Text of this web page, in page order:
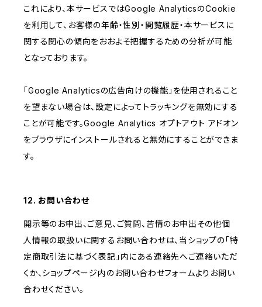
これにより、本サービスではGoogle AnalyticsのCookie
を利用して、お客様の年齢・性別・閲覧履歴・本サービスに
関する関心の傾向をおおよそ把握するための分析が可能
となっております。
「Google Analyticsの広告向けの機能」を使用されること
を望まない場合は、設定によってトラッキングを無効にする
ことが可能です。Google Analytics オプトアウト アドオン
をブラウザにインストールされると無効にすることができま
す。
12. お問い合わせ
開示等のお申出、ご意見、ご質問、苦情のお申出その他個
人情報の取扱いに関するお問い合わせは、当ショップの「特
定商取引法に基づく表記」内にある連絡先へご連絡いただ
くか、ショップページ内のお問い合わせフォームよりお問い
合わせください。